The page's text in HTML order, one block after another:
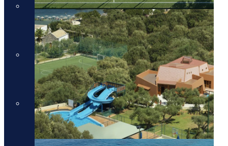
מלונות יוקרה בסיישל
מלונות יוקרה בסיישל
מלונות יוקרה בדובאי
מלונות יוקרה בדובאי
מלונות יוקרה באיטליה
מלונות יוקרה באיטליה